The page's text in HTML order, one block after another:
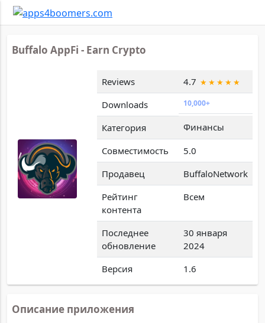
Buffalo AppFi - Earn Crypto
Reviews
4.7
Downloads
10,000+
Категория
Финансы
Совместимость
5.0
Продавец
BuffaloNetwork
Рейтинг
контента
Всем
Последнее
обновление
30 января
2024
Версия
1.6
Описание приложения